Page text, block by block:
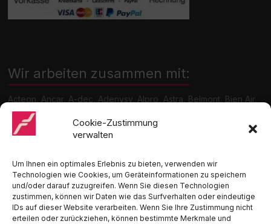
Cookie-Zustimmung
verwalten
Um Ihnen ein optimales Erlebnis zu bieten, verwenden wir
Technologien wie Cookies, um Geräteinformationen zu speichern
und/oder darauf zuzugreifen. Wenn Sie diesen Technologien
zustimmen, können wir Daten wie das Surfverhalten oder eindeutige
IDs auf dieser Website verarbeiten. Wenn Sie Ihre Zustimmung nicht
erteilen oder zurückziehen, können bestimmte Merkmale und
Wir arbeiten zusammen mit:
Acteon, Ancar, A-dec, Adenysy, Alpro, Astra, Belmont, Bien Air,
Cattani, Chirana, DCI, Dürr, ETI, Euronda, Faro, Gcomm, KaVo,
Medentex, Melag, Midmark, Metasys, MK-Dent, NSK, Ophardt
Hygiene, Ritter, Satelec, Scican, TKD, Velopex, u.v.m